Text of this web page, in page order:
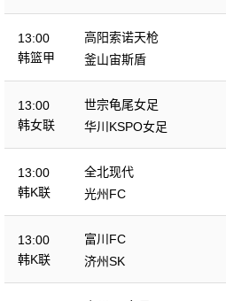
13:00
韩篮甲
高阳索诺天枪
釜山宙斯盾
13:00
韩女联
世宗龟尾女足
华川KSPO女足
13:00
韩K联
全北现代
光州FC
13:00
韩K联
富川FC
济州SK